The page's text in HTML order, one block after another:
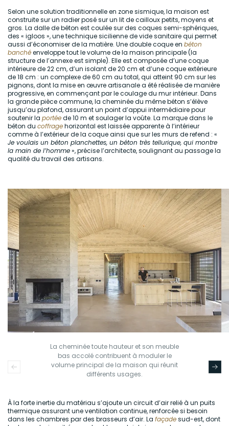
Selon une solution traditionnelle en zone sismique, la maison est
construite sur un radier posé sur un lit de cailloux petits, moyens et
gros. La dalle de béton est coulée sur des coques semi-sphériques,
des « igloos », une technique sicilienne de vide sanitaire qui permet
aussi d’économiser de la matière. Une double coque en béton
banchéenveloppe tout le volume de la maison principale (la
structure de l’annexe est simple). Elle est composée d’une coque
intérieure de 22 cm, d’un isolant de 20 cm et d’une coque extérieure
de 18 cm : un complexe de 60 cm au total, qui atteint 90 cm sur les
pignons, dont la mise en œuvre artisanale a été réalisée de manière
progressive, en commençant par le coulage du mur intérieur. Dans
la grande pièce commune, la cheminée du même béton s’élève
jusqu’au plafond, assurant un point d’appui intermédiaire pour
soutenir la portéede 10 m et soulager la voûte. La marque dans le
béton du coffragehorizontal est laissée apparente à l’intérieur
comme à l’extérieur de la coque ainsi que sur les murs de refend : «
Je voulais un béton planchettes, un béton très tellurique, qui montre
la main de l’homme», précise l’architecte, soulignant au passage la
qualité du travail des artisans.
La cheminée toute hauteur et son meuble
bas accolé contribuent à moduler le
volume principal de la maison qui réunit
différents usages.
À la forte inertie du matériau s’ajoute un circuit d’air relié à un puits
thermique assurant une ventilation continue, renforcée si besoin
dans les chambres par des brasseurs d’air. La façadesud-est, dont